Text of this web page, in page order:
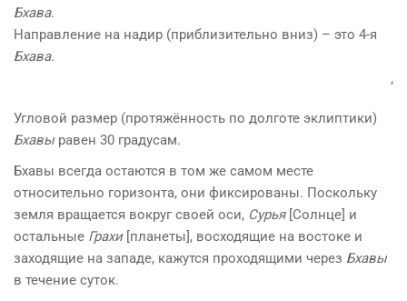
Бхава.
Направление на надир (приблизительно вниз) – это 4-я
Бхава.
‘
Угловой размер (протяжённость по долготе эклиптики)
Бхавыравен 30 градусам.
Бхавы всегда остаются в том же самом месте
относительно горизонта, они фиксированы. Поскольку
земля вращается вокруг своей оси, Сурья[Солнце] и
остальные Грахи[планеты], восходящие на востоке и
заходящие на западе, кажутся проходящими через Бхавы
в течение суток.